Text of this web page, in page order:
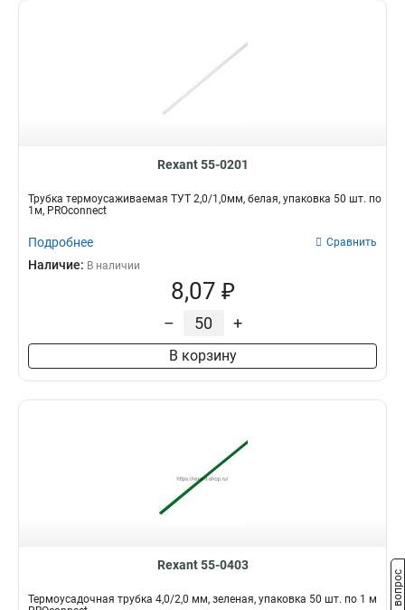
Rexant 55-0201
Трубка термоусаживаемая ТУТ 2,0/1,0мм, белая, упаковка 50 шт. по
1м, PROconnect
Подробнее Сравнить
Наличие: В наличии
8,07 ₽
– +
В корзину
Rexant 55-0403
Термоусадочная трубка 4,0/2,0 мм, зеленая, упаковка 50 шт. по 1 м